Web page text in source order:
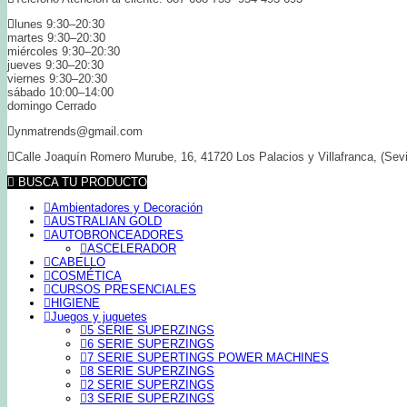
lunes 9:30–20:30
martes 9:30–20:30
miércoles 9:30–20:30
jueves 9:30–20:30
viernes 9:30–20:30
sábado 10:00–14:00
domingo Cerrado
ynmatrends@gmail.com
Calle Joaquín Romero Murube, 16, 41720 Los Palacios y Villafranca,
BUSCA TU PRODUCTO
Ambientadores y Decoración
AUSTRALIAN GOLD
AUTOBRONCEADORES
ASCELERADOR
CABELLO
COSMÉTICA
CURSOS PRESENCIALES
HIGIENE
Juegos y juguetes
5 SERIE SUPERZINGS
6 SERIE SUPERZINGS
7 SERIE SUPERTINGS POWER MACHINES
8 SERIE SUPERZINGS
2 SERIE SUPERZINGS
3 SERIE SUPERZINGS